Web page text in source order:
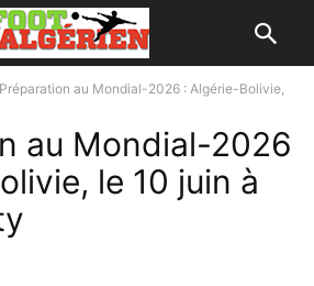
Préparation au Mondial-2026 : Algérie-Bolivie,
au Mondial-2026
le 10 juin à